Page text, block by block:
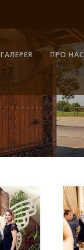
ГАЛЕРЕЯ ПРО НАС